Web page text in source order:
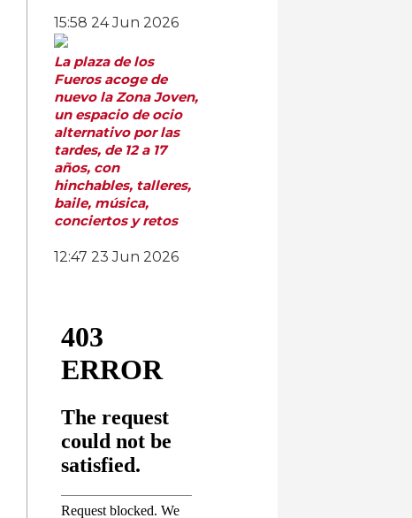
15:58 24 Jun 2026
La plaza de los
Fueros acoge de
nuevo la Zona Joven,
un espacio de ocio
alternativo por las
tardes, de 12 a 17
años, con
hinchables, talleres,
baile, música,
conciertos y retos
12:47 23 Jun 2026